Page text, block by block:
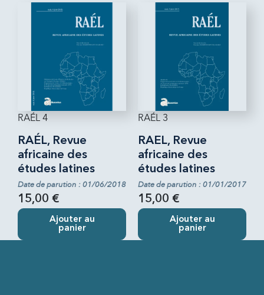
RAÉL 4
RAÉL, Revue
africaine des
études latines
Date de parution : 01/06/2018
15,00 €
Ajouter au
panier
RAÉL 3
RAEL, Revue
africaine des
études latines
Date de parution : 01/01/2017
15,00 €
Ajouter au
panier